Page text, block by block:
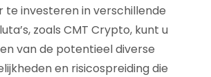
te investeren in verschillende
zoals CMT Crypto, kunt u
van de potentieel diverse
en risicospreiding die